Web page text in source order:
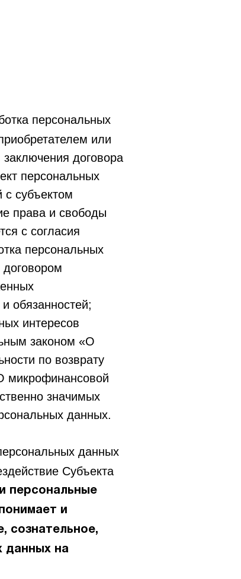
персональных
или
договора
персональных
субъектом
права и свободы
с согласия
персональных
обязанностей;
интересов
законом «О
по возврату
микрофинансовой
значимых
данных.
данных
Субъекта
персональные
и
сознательное,
данных на